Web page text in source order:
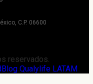
C.P. 06600
reservados.
Blog Qualylife LATAM